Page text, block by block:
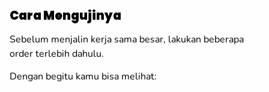
Cara Mengujinya
Sebelum menjalin kerja sama besar, lakukan beberapa
order terlebih dahulu.
Dengan begitu kamu bisa melihat: